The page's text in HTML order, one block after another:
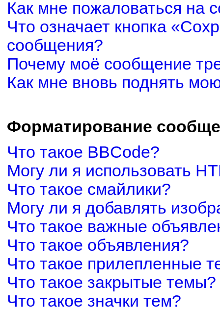
Как мне пожаловаться на
Что означает кнопка
сообщения?
Почему моё сообщение
Как мне вновь поднять
Форматирование
Что такое BBCode?
Могу ли я использовать
Что такое смайлики?
Могу ли я добавлять
Что такое важные
Что такое объявления?
Что такое прилепленные
Что такое закрытые темы?
Что такое значки тем?